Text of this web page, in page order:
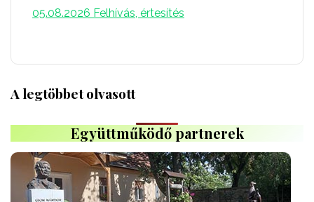
05.08.2026 Felhívás, értesítés
A legtöbbet olvasott
Együttműködő partnerek